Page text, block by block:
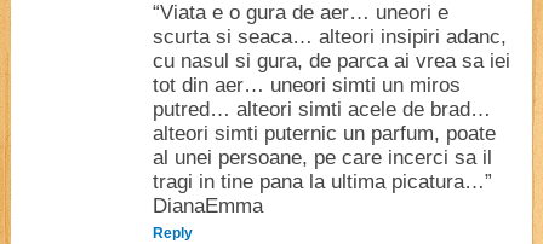
“Viata e o gura de aer… uneori e
scurta si seaca… alteori insipiri adanc,
cu nasul si gura, de parca ai vrea sa iei
tot din aer… uneori simti un miros
putred… alteori simti acele de brad…
alteori simti puternic un parfum, poate
al unei persoane, pe care incerci sa il
tragi in tine pana la ultima picatura…”
DianaEmma
Reply